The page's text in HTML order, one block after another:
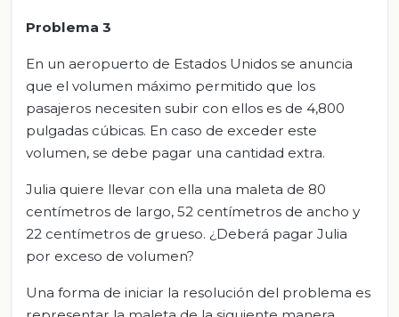
Problema 3
En un aeropuerto de Estados Unidos se anuncia
que el volumen máximo permitido que los
pasajeros necesiten subir con ellos es de 4,800
pulgadas cúbicas. En caso de exceder este
volumen, se debe pagar una cantidad extra.
Julia quiere llevar con ella una maleta de 80
centímetros de largo, 52 centímetros de ancho y
22 centímetros de grueso. ¿Deberá pagar Julia
por exceso de volumen?
Una forma de iniciar la resolución del problema es